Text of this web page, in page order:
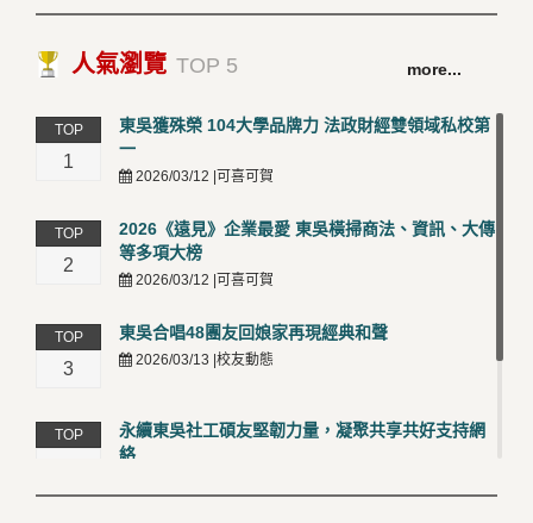
人氣瀏覽 TOP 5 more...
TOP
1
東吳獲殊榮 104大學品牌力 法政財經雙領域私校第
一
2026/03/12 |可喜可賀
TOP
2
2026《遠見》企業最愛 東吳橫掃商法、資訊、大傳
等多項大榜
2026/03/12 |可喜可賀
TOP
3
東吳合唱48團友回娘家再現經典和聲
2026/03/13 |校友動態
TOP
永續東吳社工碩友堅韌力量，凝聚共享共好支持網
絡